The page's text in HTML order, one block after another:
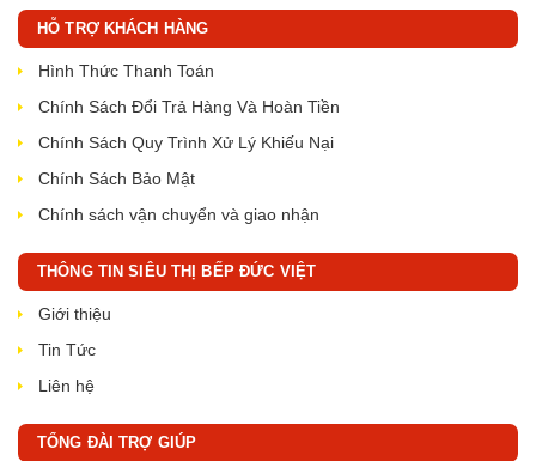
HỖ TRỢ KHÁCH HÀNG
Hình Thức Thanh Toán
Chính Sách Đổi Trả Hàng Và Hoàn Tiền
Chính Sách Quy Trình Xử Lý Khiếu Nại
Chính Sách Bảo Mật
Chính sách vận chuyển và giao nhận
THÔNG TIN SIÊU THỊ BẾP ĐỨC VIỆT
Giới thiệu
Tin Tức
Liên hệ
TỔNG ĐÀI TRỢ GIÚP